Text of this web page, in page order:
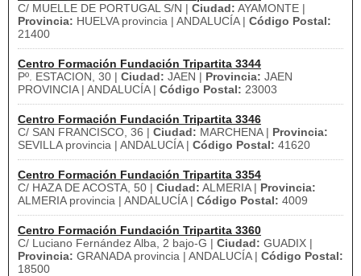
C/ MUELLE DE PORTUGAL S/N | Ciudad: AYAMONTE |
Provincia: HUELVA provincia | ANDALUCÍA | Código Postal:
21400
Centro Formación Fundación Tripartita 3344
Pº. ESTACION, 30 | Ciudad: JAEN | Provincia: JAEN
PROVINCIA | ANDALUCÍA | Código Postal: 23003
Centro Formación Fundación Tripartita 3346
C/ SAN FRANCISCO, 36 | Ciudad: MARCHENA | Provincia:
SEVILLA provincia | ANDALUCÍA | Código Postal: 41620
Centro Formación Fundación Tripartita 3354
C/ HAZA DE ACOSTA, 50 | Ciudad: ALMERIA | Provincia:
ALMERIA provincia | ANDALUCÍA | Código Postal: 4009
Centro Formación Fundación Tripartita 3360
C/ Luciano Fernández Alba, 2 bajo-G | Ciudad: GUADIX |
Provincia: GRANADA provincia | ANDALUCÍA | Código Postal:
18500